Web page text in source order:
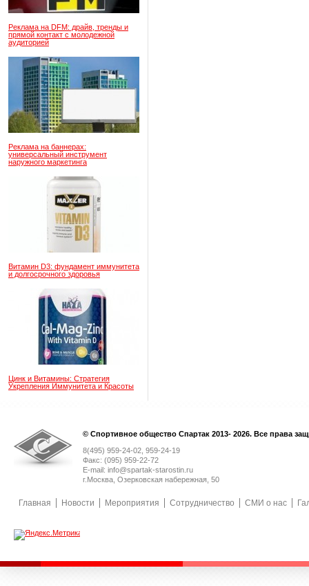
Реклама на DFM: драйв, тренды и
прямой контакт с молодежной
аудиторией
Реклама на баннерах:
универсальный инструмент
наружного маркетинга
Витамин D3: фундамент иммунитета
и долгосрочного здоровья
Цинк и Витамины: Стратегия
Укрепления Иммунитета и Красоты
© Спортивное общество Спартак 2013- 2026. Все права
8(495) 959-24-02, 959-24-19
Факс: (095) 959-22-72
E-mail: info@spartak-starostin.ru
г.Москва, Озерковская набережная, 50
Главная Новости Мероприятия Сотрудничество СМИ о нас